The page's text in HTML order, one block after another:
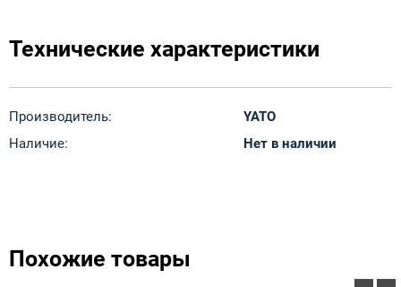
Технические характеристики
Производитель:
YATO
Наличие:
Нет в наличии
Похожие товары